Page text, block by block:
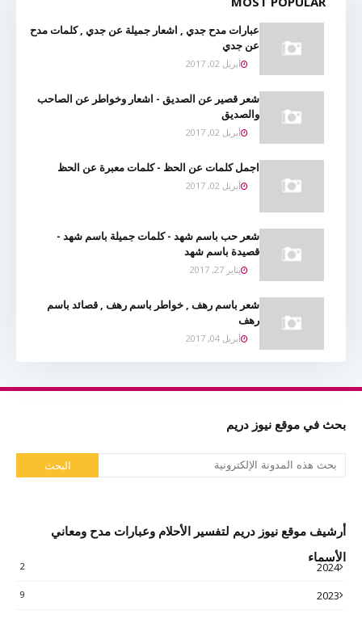
عبارات مدح جدي , اشعار جميلة عن جدي , كلمات مدح
عن جدي
أبريل 02, 2017
شعر قصير عن الصديق - اشعار وخواطر عن الصاحب
والصديق
أبريل 02, 2017
اجمل كلمات عن الحظ - كلمات معبرة عن الحظ
أبريل 02, 2017
شعر حب باسم شهد - كلمات جميلة باسم شهد -
قصيدة باسم شهد
يناير 27, 2017
شعر باسم رهف , خواطر باسم رهف , قصائد باسم
رهف
أبريل 04, 2017
بحث في موقع نيوز دريم
أرشيف موقع نيوز دريم لتفسير الأحلام وعبارات مدح ومعاني
الأسماء
2024
2
2023
9